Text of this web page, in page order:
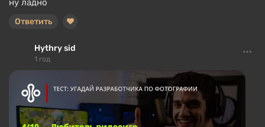
ну ладно
Ответить
Hythry sid
1 год